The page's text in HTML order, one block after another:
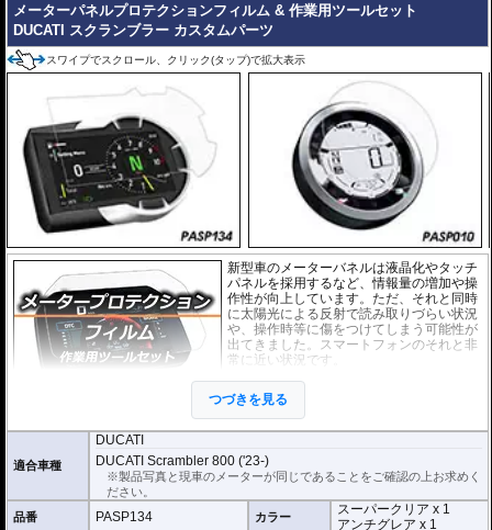
メーターパネルプロテクションフィルム & 作業用ツールセット
DUCATI スクランブラー カスタムパーツ
スワイプでスクロール、クリック(タップ)で拡大表示
新型車のメーターバネルは液晶化やタッチ
パネルを採用するなど、情報量の増加や操
作性が向上しています。ただ、それと同時
に太陽光による反射で読み取りづらい状況
や、操作時等に傷をつけてしまう可能性が
出てきました。スマートフォンのそれと非
常に近い状況です。
このメーターパネルプロテクションフィル
ムは不要な傷や汚れからメーターパネルを
保護します。
ーパークリアとアンチグレア)が入っており、それぞれ目的に合わせたものをご
スーパークリア :耐摩耗性が非常に高く、
透明性の高いフィルム。貼り付けてしまう
とメーターになじみ、フィルムの存在がほ
つづきを見る
適合車種
DUCATI
DUCATI Scrambler 800 ('23-)
※製品写真と現車のメーターが同じであることをご確認の上お求めく
ださい。
品番
PASP134 カラー
スーパークリア x 1
アンチグレア x 1